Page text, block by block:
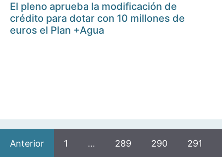
El pleno aprueba la modificación de
crédito para dotar con 10 millones de
euros el Plan +Agua
Anterior 1 … 289 290 291